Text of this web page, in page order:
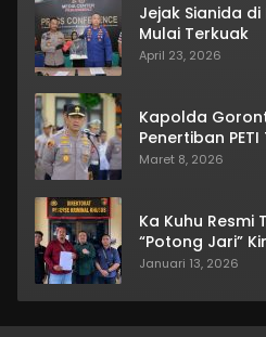
Jejak Sianida
Mulai Terkuak
April 23, 2026
Kapolda
Penertiban
Maret 8, 2026
Ka Kuhu Resmi
“Potong Jari”
Januari 13, 2026